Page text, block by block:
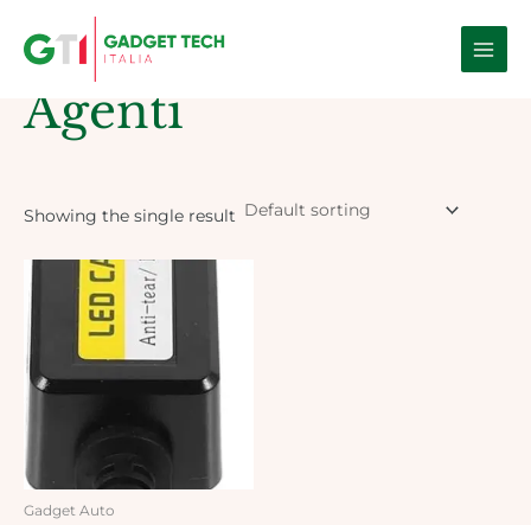
Main
Home / Products tagged “Agenti”
Agenti
Showing the single result
Gadget Auto